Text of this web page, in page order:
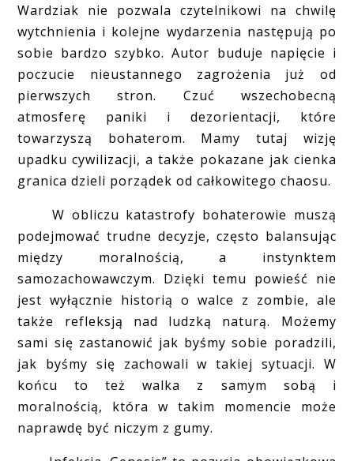
Wardziak nie pozwala czytelnikowi na chwilę
wytchnienia i kolejne wydarzenia następują po
sobie bardzo szybko. Autor buduje napięcie i
poczucie nieustannego zagrożenia już od
pierwszych stron. Czuć wszechobecną
atmosferę paniki i dezorientacji, które
towarzyszą bohaterom. Mamy tutaj wizję
upadku cywilizacji, a także pokazane jak cienka
granica dzieli porządek od całkowitego chaosu.
W obliczu katastrofy bohaterowie muszą
podejmować trudne decyzje, często balansując
między moralnością, a instynktem
samozachowawczym. Dzięki temu powieść nie
jest wyłącznie historią o walce z zombie, ale
także refleksją nad ludzką naturą. Możemy
sami się zastanowić jak byśmy sobie poradzili,
jak byśmy się zachowali w takiej sytuacji. W
końcu to też walka z samym sobą i
moralnością, która w takim momencie może
naprawdę być niczym z gumy.